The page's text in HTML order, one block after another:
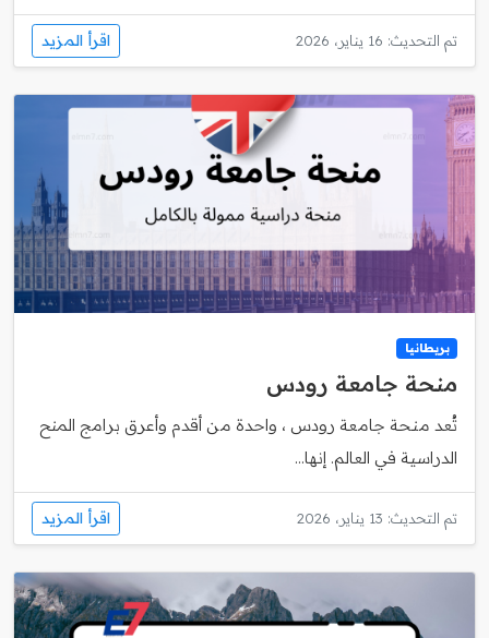
تم التحديث: 16 يناير، 2026 اقرأ المزيد
بريطانيا
منحة جامعة رودس
تُعد منحة جامعة رودس ، واحدة من أقدم وأعرق برامج المنح
الدراسية في العالم. إنها...
تم التحديث: 13 يناير، 2026 اقرأ المزيد